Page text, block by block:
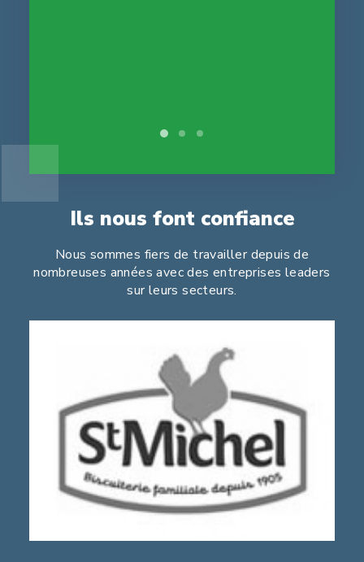
Ils nous font confiance
Nous sommes fiers de travailler depuis de
nombreuses années avec des entreprises leaders
sur leurs secteurs.